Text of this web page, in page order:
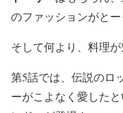
のファッションがと
そして何より、料理が
第5話では、伝説のロ
ーがこよなく愛した